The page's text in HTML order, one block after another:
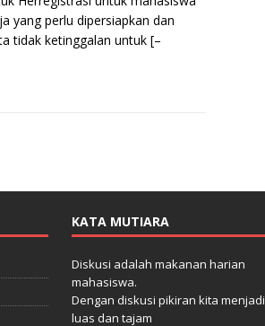
yang perlu dipersiapkan dan
tidak ketinggalan untuk [–
KATA MUTIARA
Diskusi adalah makanan harian
mahasiswa.
Dengan diskusi pikiran kita menjadi
luas dan tajam